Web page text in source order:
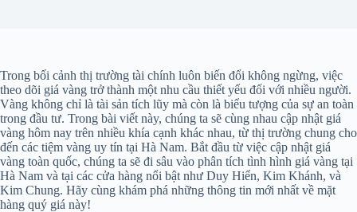
Trong bối cảnh thị trường tài chính luôn biến đổi không ngừng, việc
theo dõi giá vàng trở thành một nhu cầu thiết yếu đối với nhiều người.
Vàng không chỉ là tài sản tích lũy mà còn là biểu tượng của sự an toàn
trong đầu tư. Trong bài viết này, chúng ta sẽ cùng nhau cập nhật giá
vàng hôm nay trên nhiều khía cạnh khác nhau, từ thị trường chung cho
đến các tiệm vàng uy tín tại Hà Nam. Bắt đầu từ việc cập nhật giá
vàng toàn quốc, chúng ta sẽ đi sâu vào phân tích tình hình giá vàng tại
Hà Nam và tại các cửa hàng nổi bật như Duy Hiển, Kim Khánh, và
Kim Chung. Hãy cùng khám phá những thông tin mới nhất về mặt
hàng quý giá này!